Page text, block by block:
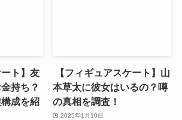
ート】友
持ち？
成を紹
【フィギュアスケート】山
本草太に彼女はいるの？噂
の真相を調査！
2025年1月10日